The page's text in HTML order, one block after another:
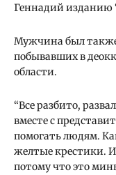
Геннадий изданию
Мужчина был
побывавших в
области.
“Все разбито,
вместе с
помогать людям.
желтые крестики.
потому что это